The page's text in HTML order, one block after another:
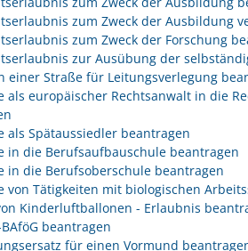
zum Zweck der Ausbildung
zum Zweck der Forschung
zur Ausübung der
einer Straße für Leitungsverlegung
als europäischer Rechtsanwalt in die
als Spätaussiedler beantragen
in die Berufsaufbauschule beantragen
in die Berufsoberschule beantragen
von Tätigkeiten mit biologischen
Kinderluftballonen - Erlaubnis
beantragen
für einen Vormund